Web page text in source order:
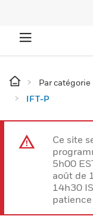
Par catégorie
IFT-P
Ce site
5h00
août de
14h30